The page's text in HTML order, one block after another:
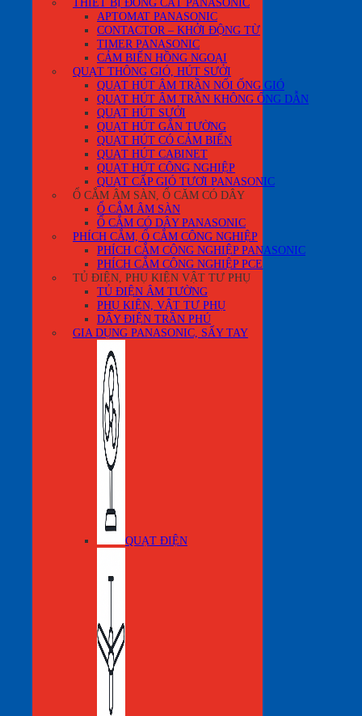
THIẾT BỊ ĐÓNG CẮT PANASONIC
APTOMAT PANASONIC
CONTACTOR – KHỞI ĐỘNG TỪ
TIMER PANASONIC
CẢM BIẾN HỒNG NGOẠI
QUẠT THÔNG GIÓ, HÚT SƯỞI
QUẠT HÚT ÂM TRẦN NỐI ỐNG GIÓ
QUẠT HÚT ÂM TRẦN KHÔNG ỐNG DẪN
QUẠT HÚT SƯỞI
QUẠT HÚT GẮN TƯỜNG
QUẠT HÚT CÓ CẢM BIẾN
QUẠT HÚT CABINET
QUẠT HÚT CÔNG NGHIỆP
QUẠT CẤP GIÓ TƯƠI PANASONIC
Ổ CẮM ÂM SÀN, Ổ CĂM CÓ DÂY
Ổ CẮM ÂM SÀN
Ổ CẮM CÓ DÂY PANASONIC
PHÍCH CẮM, Ổ CẮM CÔNG NGHIỆP
PHÍCH CẮM CÔNG NGHIỆP PANASONIC
PHÍCH CẮM CÔNG NGHIỆP PCE
TỦ ĐIỆN, PHỤ KIỆN VẬT TƯ PHỤ
TỦ ĐIỆN ÂM TƯỜNG
PHỤ KIỆN, VẬT TƯ PHỤ
DÂY ĐIỆN TRẦN PHÚ
GIA DỤNG PANASONIC, SẤY TAY
QUẠT ĐIỆN